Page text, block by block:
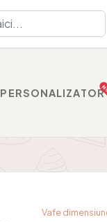
PERSONALIZATOR
Vafe